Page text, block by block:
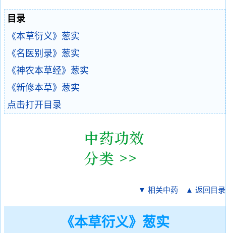
目录
《本草衍义》葱实
《名医别录》葱实
《神农本草经》葱实
《新修本草》葱实
点击打开目录
▼ 相关中药 ▲ 返回目录
《本草衍义》葱实